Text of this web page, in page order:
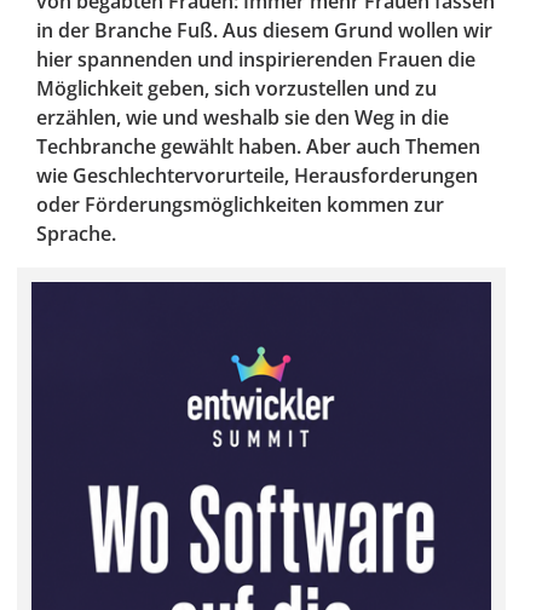
in der Branche Fuß. Aus diesem Grund wollen wir
hier spannenden und inspirierenden Frauen die
Möglichkeit geben, sich vorzustellen und zu
erzählen, wie und weshalb sie den Weg in die
Techbranche gewählt haben. Aber auch Themen
wie Geschlechtervorurteile, Herausforderungen
oder Förderungsmöglichkeiten kommen zur
Sprache.